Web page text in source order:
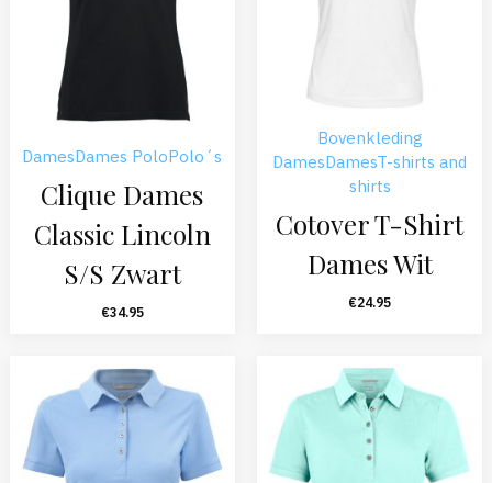
DamesDames PoloPolo´s
Clique Dames
Classic Lincoln
S/S Zwart
€34.95
Bovenkleding
DamesDamesT-shirts and
shirts
Cotover T-Shirt
Dames Wit
€24.95